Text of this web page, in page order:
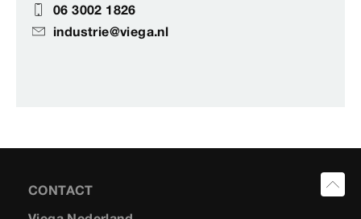
06 3002 1826
industrie@viega.nl
CONTACT